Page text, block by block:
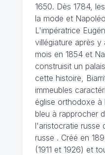
1650. Dès 1784,
la mode et
L'impératrice
villégiature après
mois en 1854 et
construisit un
cette histoire,
immeubles
église orthodoxe
bleu à rapprocher
l'aristocratie russe
russe . Créé en
(1911 et 1926) et